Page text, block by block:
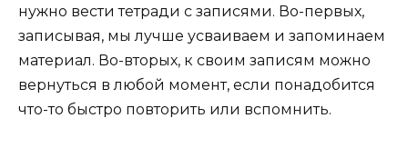
нужно вести тетради с записями. Во-первых,
записывая, мы лучше усваиваем и запоминаем
материал. Во-вторых, к своим записям можно
вернуться в любой момент, если понадобится
что-то быстро повторить или вспомнить.